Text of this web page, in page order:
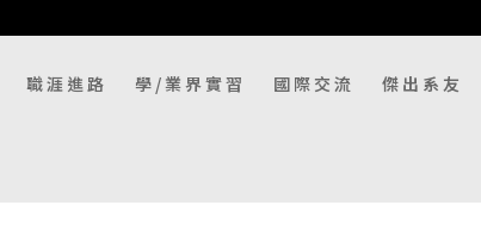
職涯進路 學/業界實習 國際交流 傑出系友